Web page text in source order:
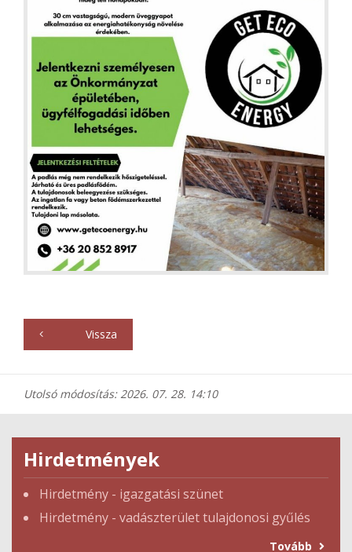
Vissza
Utolsó módosítás: 2026. 07. 28. 14:10
Hirdetmények
Hirdetmény - igazgatási szünet
Hirdetmény - vadászterület tulajdonosi gyűlés
Tovább